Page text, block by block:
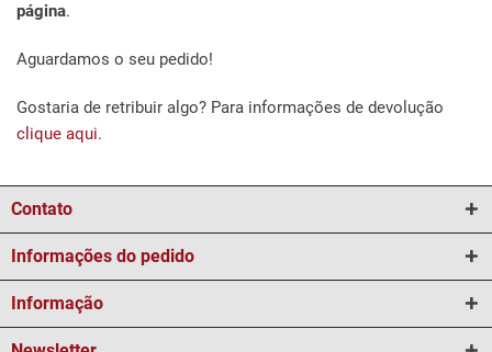
página.
Aguardamos o seu pedido!
Gostaria de retribuir algo? Para informações de devolução
clique aqui.
Contato
Informações do pedido
Informação